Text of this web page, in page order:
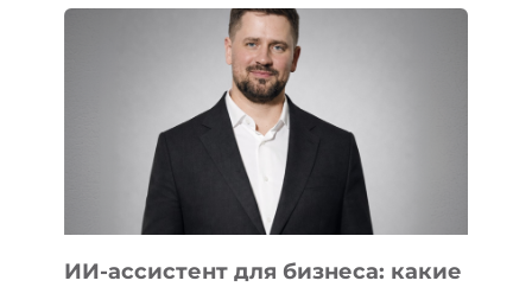
КОТОРЫЕ
РАЗВИВАЮТ
ТЕХНОЛОГИЧЕСКОЕ
ОБРАЗОВАНИЕ
ТАДЖИКИСТАНА
ИИ-ассистент для бизнеса: какие